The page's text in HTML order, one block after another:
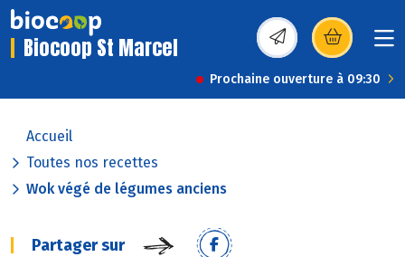
Biocoop St Marcel (s’ouvre dans une
Prochaine ouverture à 09:30
Accueil
Toutes nos recettes
Wok végé de légumes anciens
Partager sur